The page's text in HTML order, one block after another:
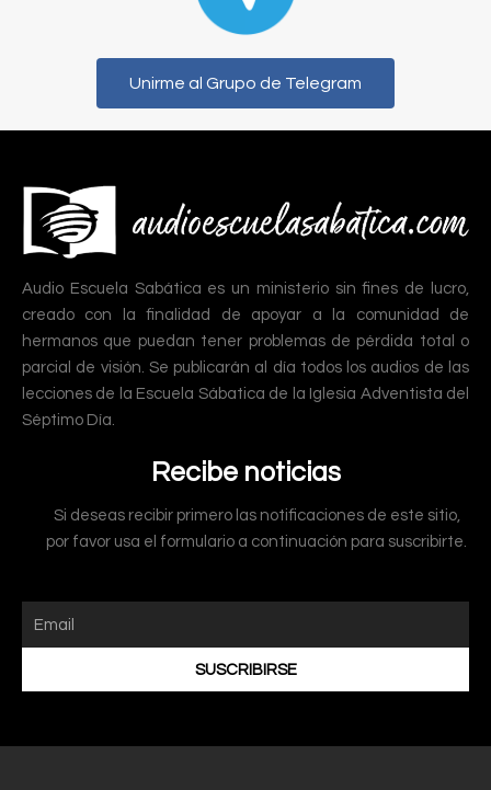
Unirme al Grupo de Telegram
Audio Escuela Sabática es un ministerio sin fines de lucro,
creado con la finalidad de apoyar a la comunidad de
hermanos que puedan tener problemas de pérdida total o
parcial de visión. Se publicarán al día todos los audios de las
lecciones de la Escuela Sábatica de la Iglesia Adventista del
Séptimo Día.
Recibe noticias
Si deseas recibir primero las notificaciones de este sitio,
por favor usa el formulario a continuación para suscribirte.
SUSCRIBIRSE